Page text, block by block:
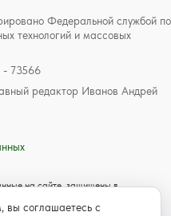
Федеральной службой по
технологий и массовых
73566
редактор Иванов Андрей
на сайте, защищены в
об авторском
текстовых, фото, аудио и
вы соглашаетесь с